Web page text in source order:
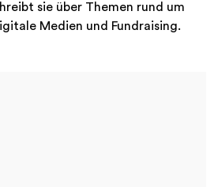
sie über Themen rund um
Medien und Fundraising.